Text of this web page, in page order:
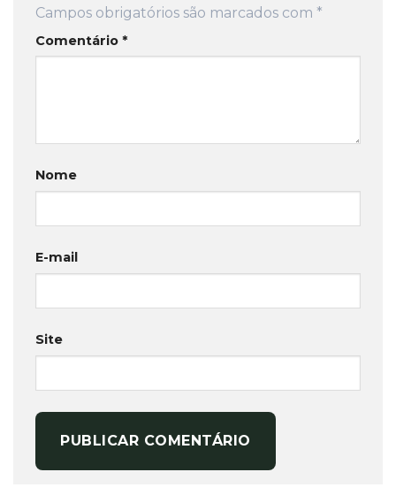
Campos obrigatórios são marcados com *
Comentário *
Nome
E-mail
Site